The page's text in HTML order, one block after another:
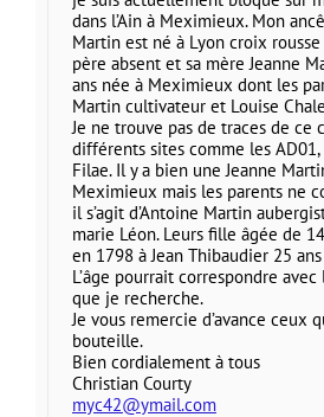
dans l’Ain à Meximieux. Mon
Martin est né à Lyon croix
père absent et sa mère Jeanne
ans née à Meximieux dont les
Martin cultivateur et Louise
Je ne trouve pas de traces de ce
différents sites comme les AD01,
Filae. Il y a bien une Jeanne
Meximieux mais les parents ne
il s’agit d’Antoine Martin
marie Léon. Leurs fille âgée de
en 1798 à Jean Thibaudier 25
L’âge pourrait correspondre
que je recherche.
Je vous remercie d’avance ceux
bouteille.
Bien cordialement à tous
Christian Courty
myc42@ymail.com